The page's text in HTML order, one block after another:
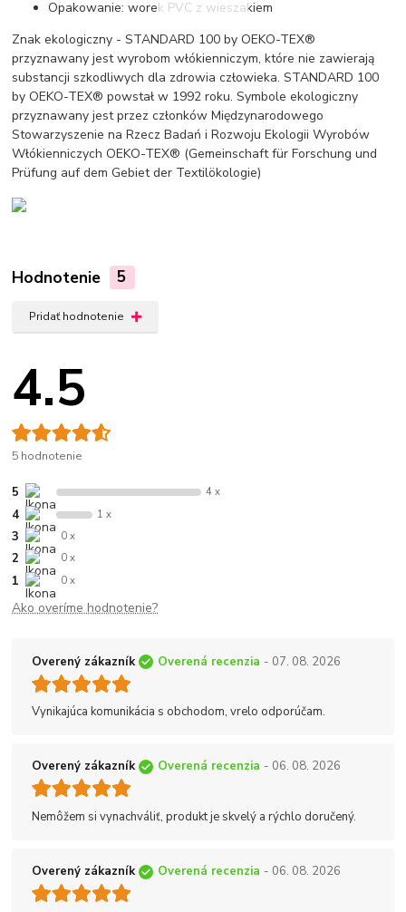
Opakowanie: worek PVC z wieszakiem
Znak ekologiczny - STANDARD 100 by OEKO-TEX®
przyznawany jest wyrobom włókienniczym, które nie zawierają
substancji szkodliwych dla zdrowia człowieka. STANDARD 100
by OEKO-TEX® powstał w 1992 roku. Symbole ekologiczny
przyznawany jest przez członków Międzynarodowego
Stowarzyszenie na Rzecz Badań i Rozwoju Ekologii Wyrobów
Włókienniczych OEKO-TEX® (Gemeinschaft für Forschung und
Prüfung auf dem Gebiet der Textilökologie)
Hodnotenie 5
Pridať hodnotenie
4.5
5 hodnotenie
5 4 x
4 1 x
3 0 x
2 0 x
1 0 x
Ako overíme hodnotenie?
Overený zákazník Overená recenzia - 07. 08. 2026
Vynikajúca komunikácia s obchodom, vrelo odporúčam.
Overený zákazník Overená recenzia - 06. 08. 2026
Nemôžem si vynachváliť, produkt je skvelý a rýchlo doručený.
Overený zákazník Overená recenzia - 06. 08. 2026